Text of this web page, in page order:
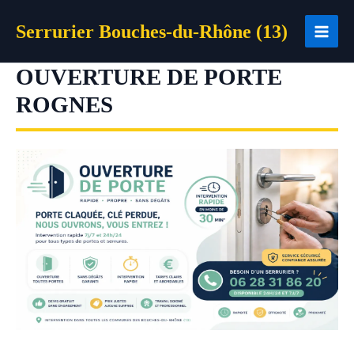
Serrurier Bouches-du-Rhône (13)
OUVERTURE DE PORTE
ROGNES